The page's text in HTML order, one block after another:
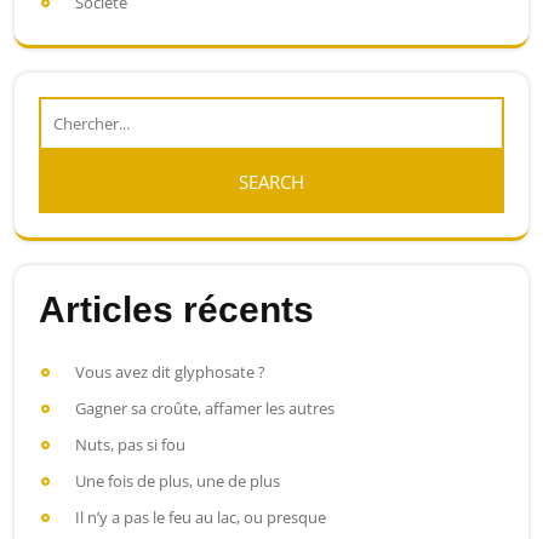
Articles récents
Vous avez dit glyphosate ?
Gagner sa croûte, affamer les autres
Nuts, pas si fou
Une fois de plus, une de plus
Il n’y a pas le feu au lac, ou presque